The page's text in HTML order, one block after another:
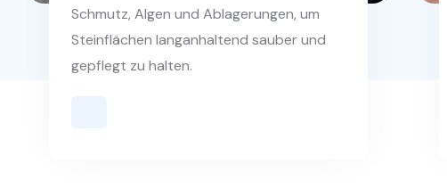
Schmutz, Algen und Ablagerungen, um
Steinflächen langanhaltend sauber und
gepflegt zu halten.